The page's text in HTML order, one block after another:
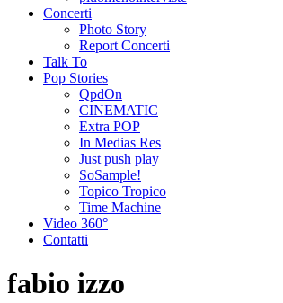
Concerti
Photo Story
Report Concerti
Talk To
Pop Stories
QpdOn
CINEMATIC
Extra POP
In Medias Res
Just push play
SoSample!
Topico Tropico
Time Machine
Video 360°
Contatti
fabio izzo